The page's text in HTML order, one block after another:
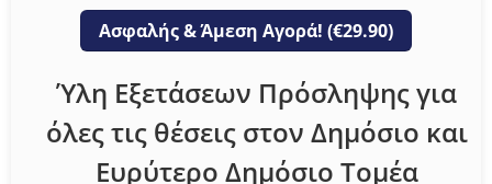
ΚΕΝΈΣ ΘΈΣΕΙΣ
ΑΠΟΤΕΛΈΣΜΑΤΑ ΚΥΒΕΡΝΗΤΙΚΏΝ ΕΞΕΤΆΣΕΩΝ ΔΗΜΟΣΊΟΥ
Ασφαλής & Άμεση Αγορά! (€29.90)
Ύλη Εξετάσεων Πρόσληψης για
όλες τις θέσεις στον Δημόσιο και
Ευρύτερο Δημόσιο Τομέα